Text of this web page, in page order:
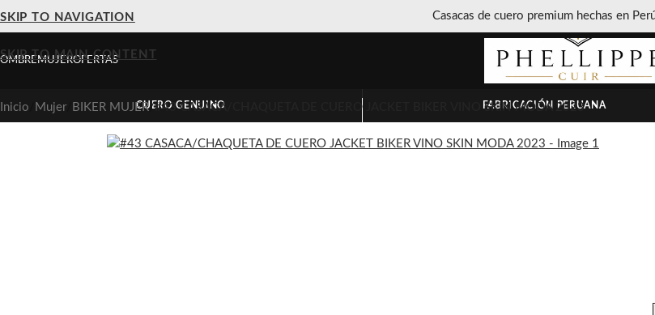
SKIP TO NAVIGATION
SKIP TO MAIN CONTENT
Casacas de cuero premium hechas en Perú Cuero 100% genuino Fabricación peruana
MUJEROFERTAS
CUERO GENUINO FABRICACIÓN PERUANA
Inicio Mujer/ BIKER MUJER/#43 CASACA/CHAQUETA DE CUERO JACKET BIKER VINO SKIN MODA 2023